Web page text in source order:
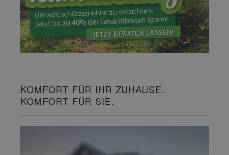
KOMFORT FÜR IHR ZUHAUSE.
KOMFORT FÜR SIE.